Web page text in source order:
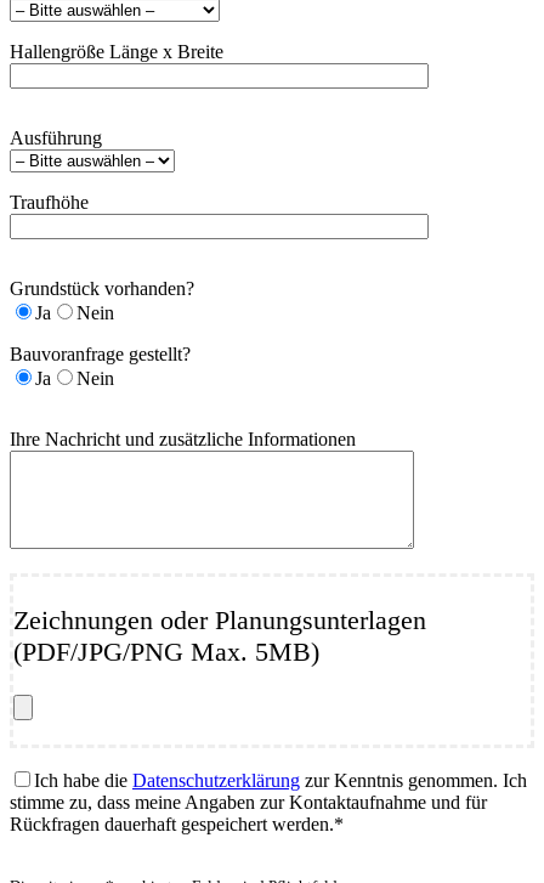
Hallengröße Länge x Breite
Ausführung
Traufhöhe
Grundstück vorhanden?
Ja
Nein
Bauvoranfrage gestellt?
Ja
Nein
Ihre Nachricht und zusätzliche Informationen
Zeichnungen oder Planungsunterlagen
(PDF/JPG/PNG Max. 5MB)
Ich habe die Datenschutzerklärung zur Kenntnis genommen. Ich
stimme zu, dass meine Angaben zur Kontaktaufnahme und für
Rückfragen dauerhaft gespeichert werden.*